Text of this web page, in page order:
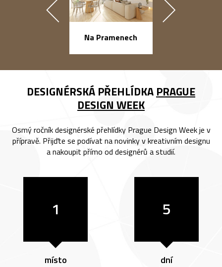
Na Pramenech
DESIGNÉRSKÁ PŘEHLÍDKA PRAGUE
DESIGN WEEK
Osmý ročník designérské přehlídky Prague Design Week je v
přípravě. Přijďte se podívat na novinky v kreativním designu
a nakoupit přímo od designérů a studií.
1
místo
5
dní